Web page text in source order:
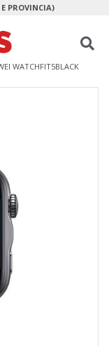
PROVINCIA)
WATCHFIT5BLACK